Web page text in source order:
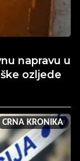
napravu u
ozljede
CRNA KRONIKA